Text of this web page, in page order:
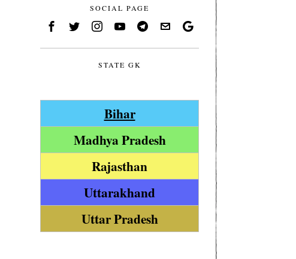
SOCIAL PAGE
STATE GK
Bihar
Madhya Pradesh
Rajasthan
Uttarakhand
Uttar Pradesh